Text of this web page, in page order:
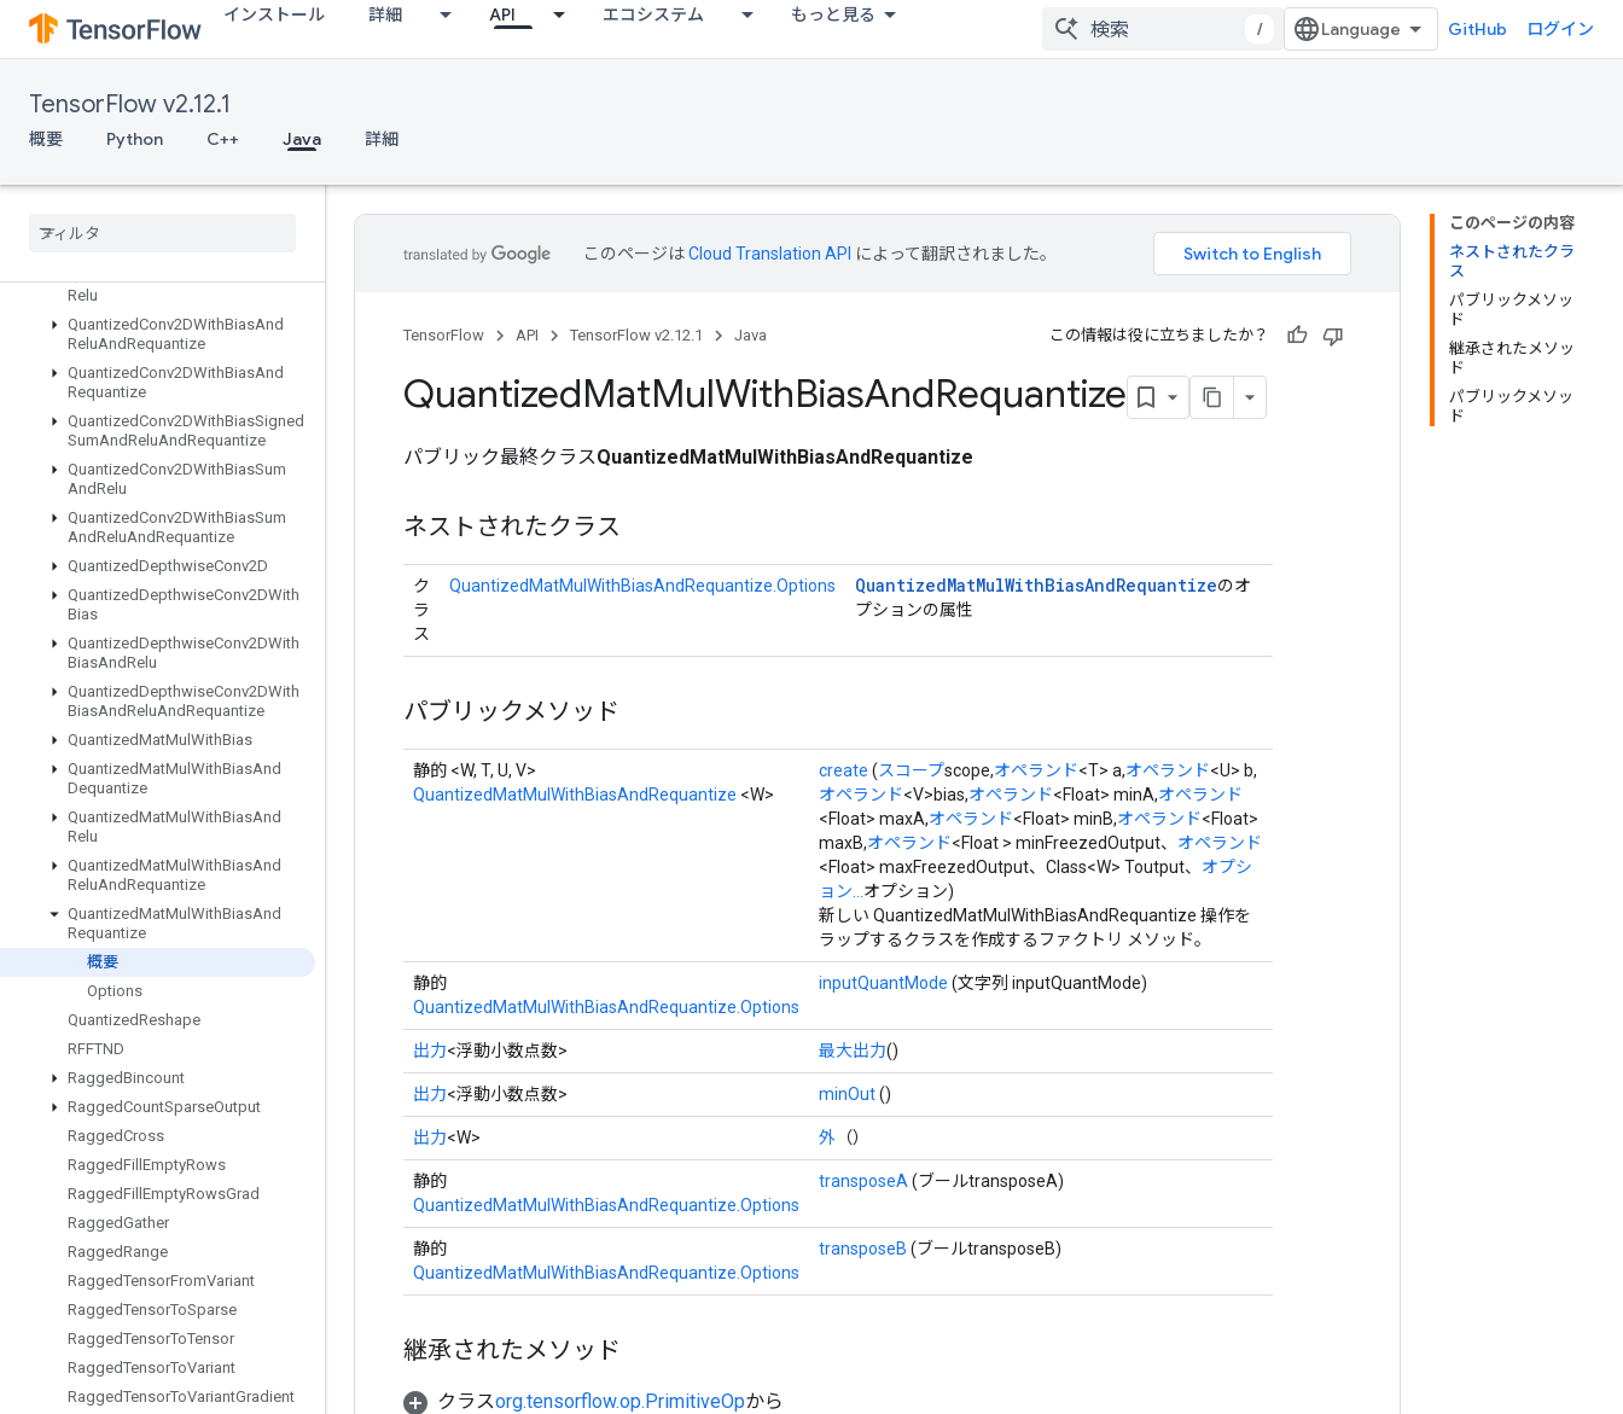
インストール 詳細 API エコシステム もっと見る
/ GitHub ログイン
TensorFlow v2.12.1
概要 Python C++ Java 詳細
QuantizeAndDequantizeV4
QuantizeAndDequantizeV4Grad
QuantizedConcatV2
QuantizedConv2DAndRelu
QuantizedConv2DAndRequantize
Relu
QuantizedConv2DWithBiasAnd
ReluAndRequantize
QuantizedConv2DWithBiasAnd
Requantize
QuantizedConv2DWithBiasSigned
SumAndReluAndRequantize
QuantizedConv2DWithBiasSum
AndRelu
QuantizedConv2DWithBiasSum
AndReluAndRequantize
QuantizedDepthwiseConv2D
QuantizedDepthwiseConv2DWith
Bias
QuantizedDepthwiseConv2DWith
BiasAndRelu
QuantizedDepthwiseConv2DWith
BiasAndReluAndRequantize
QuantizedMatMul WithBias
QuantizedMatMul WithBiasAnd
Dequantize
QuantizedMatMul WithBiasAnd
Relu
QuantizedMatMul WithBiasAnd
ReluAndRequantize
QuantizedMatMul WithBiasAnd
Requantize
概要
Options
QuantizedReshape
RFFTND
RaggedBincount
RaggedCountSparseOutput
RaggedCross
RaggedFill EmptyRows
RaggedFill EmptyRowsGrad
RaggedGather
RaggedRange
RaggedTensorFromVariant
RaggedTensorToSparse
RaggedTensorToTensor
RaggedTensorToVariant
RaggedTensorToVariantGradient
このページの内容
ネストされたクラ
ス
パブリックメソッ
ド
継承されたメソッ
ド
パブリックメソッ
ド
このページはCloud Translation API によって翻訳されました。
TensorFlow API TensorFlow v2.12.1 Java この情報は役に立ちましたか？
QuantizedMatMulWithBiasAndRequantize
パブリック最終クラスQuantizedMatMulWithBiasAndRequantize
ネストされたクラス
ク
ラ
ス
QuantizedMatMulWithBiasAndRequantize.Options QuantizedMatMulWithBiasAndRequantizeのオ
プションの属性
パブリックメソッド
静的 <W, T, U, V>
QuantizedMatMulWithBiasAndRequantize <W>
create (スコープscope,オペランド<T> a,オペランド<U> b,
オペランド<V>bias,オペランド<Float> minA,オペランド
<Float> maxA,オペランド<Float> minB,オペランド<Float>
maxB,オペランド<Float > minFreezedOutput、 オペランド
<Float> maxFreezedOutput、Class<W> Toutput、 オプシ
ョン... オプション)
新しい QuantizedMatMulWithBiasAndRequantize 操作を
ラップするクラスを作成するファクトリ メソッド。
静的
QuantizedMatMulWithBiasAndRequantize.Options
inputQuantMode (文字列 inputQuantMode)
出力<浮動小数点数> 最大出力()
出力<浮動小数点数> minOut()
出力<W> 外 （）
静的
QuantizedMatMulWithBiasAndRequantize.Options
transposeA (ブールtransposeA)
静的
QuantizedMatMulWithBiasAndRequantize.Options
transposeB (ブールtransposeB)
継承されたメソッド
クラスorg.tensorflow.op.PrimitiveOpから